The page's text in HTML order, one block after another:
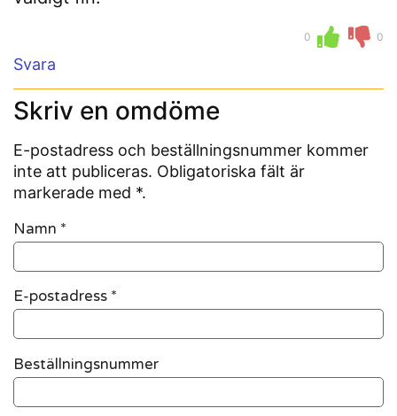
0 0
Svara
Skriv en omdöme
E-postadress och beställningsnummer kommer
inte att publiceras. Obligatoriska fält är
markerade med *.
Namn *
E-postadress *
Beställningsnummer